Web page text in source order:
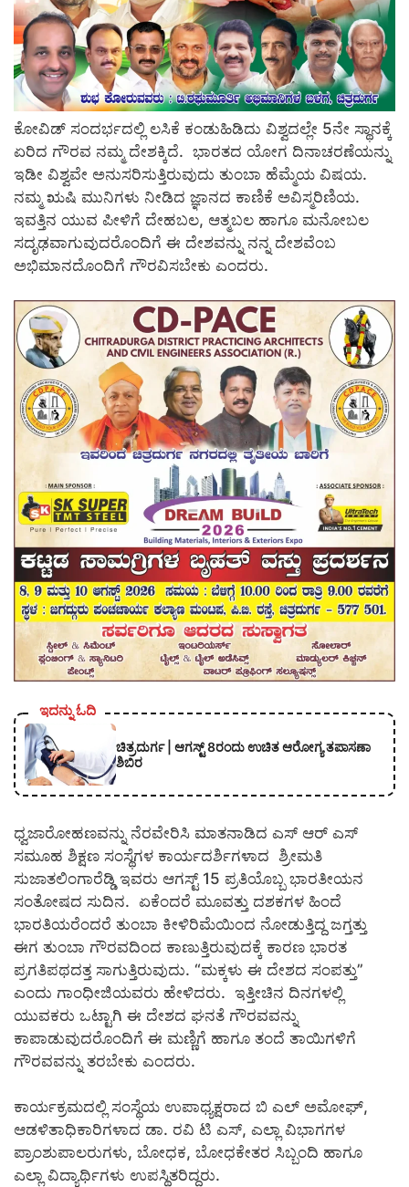
ಕೋವಿಡ್‌ ಸಂದರ್ಭದಲ್ಲಿ ಲಸಿಕೆ ಕಂಡುಹಿಡಿದು ವಿಶ್ವದಲ್ಲೇ 5ನೇ ಸ್ಥಾನಕ್ಕೆ
ಏರಿದ ಗೌರವ ನಮ್ಮ ದೇಶಕ್ಕಿದೆ. ಭಾರತದ ಯೋಗ ದಿನಾಚರಣೆಯನ್ನು
ಇಡೀ ವಿಶ್ವವೇ ಅನುಸರಿಸುತ್ತಿರುವುದು ತುಂಬಾ ಹೆಮ್ಮೆಯ ವಿಷಯ.
ನಮ್ಮ ಋಷಿ ಮುನಿಗಳು ನೀಡಿದ ಜ್ಞಾನದ ಕಾಣಿಕೆ ಅವಿಸ್ಮರಿಣಿಯ.
ಇವತ್ತಿನ ಯುವ ಪೀಳಿಗೆ ದೇಹಬಲ, ಆತ್ಮಬಲ ಹಾಗೂ ಮನೋಬಲ
ಸದೃಢವಾಗುವುದರೊಂದಿಗೆ ಈ ದೇಶವನ್ನು ನನ್ನ ದೇಶವೆಂಬ
ಅಭಿಮಾನದೊಂದಿಗೆ ಗೌರವಿಸಬೇಕು ಎಂದರು.
ಇದನ್ನು ಓದಿ
ಚಿತ್ರದುರ್ಗ | ಆಗಸ್ಟ್ 8ರಂದು ಉಚಿತ ಆರೋಗ್ಯ ತಪಾಸಣಾ
ಶಿಬಿರ
ಧ್ವಜಾರೋಹಣವನ್ನು ನೆರವೇರಿಸಿ ಮಾತನಾಡಿದ ಎಸ್‌ ಆರ್‌ ಎಸ್‌
ಸಮೂಹ ಶಿಕ್ಷಣ ಸಂಸ್ಥೆಗಳ ಕಾರ್ಯದರ್ಶಿಗಳಾದ ಶ್ರೀಮತಿ
ಸುಜಾತಲಿಂಗಾರೆಡ್ಡಿ ಇವರು ಆಗಸ್ಟ್‌ 15 ಪ್ರತಿಯೊಬ್ಬ ಭಾರತೀಯನ
ಸಂತೋಷದ ಸುದಿನ. ಏಕೆಂದರೆ ಮೂವತ್ತು ದಶಕಗಳ ಹಿಂದೆ
ಭಾರತಿಯರೆಂದರೆ ತುಂಬಾ ಕೀಳಿರಿಮೆಯಿಂದ ನೋಡುತ್ತಿದ್ದ ಜಗ್ತತ್ತು
ಈಗ ತುಂಬಾ ಗೌರವದಿಂದ ಕಾಣುತ್ತಿರುವುದಕ್ಕೆ ಕಾರಣ ಭಾರತ
ಪ್ರಗತಿಪಥದತ್ತ ಸಾಗುತ್ತಿರುವುದು. “ಮಕ್ಕಳು ಈ ದೇಶದ ಸಂಪತ್ತು”
ಎಂದು ಗಾಂಧೀಜಿಯವರು ಹೇಳಿದರು. ಇತ್ತೀಚಿನ ದಿನಗಳಲ್ಲಿ
ಯುವಕರು ಒಟ್ಟಾಗಿ ಈ ದೇಶದ ಘನತೆ ಗೌರವವನ್ನು
ಕಾಪಾಡುವುದರೊಂದಿಗೆ ಈ ಮಣ್ಣಿಗೆ ಹಾಗೂ ತಂದೆ ತಾಯಿಗಳಿಗೆ
ಗೌರವವನ್ನು ತರಬೇಕು ಎಂದರು.
ಕಾರ್ಯಕ್ರಮದಲ್ಲಿ ಸಂಸ್ಥೆಯ ಉಪಾಧ್ಯಕ್ಷರಾದ ಬಿ ಎಲ್‌ ಅಮೋಘ್‌,
ಆಡಳಿತಾಧಿಕಾರಿಗಳಾದ ಡಾ. ರವಿ ಟಿ ಎಸ್‌, ಎಲ್ಲಾ ವಿಭಾಗಗಳ
ಪ್ರಾಂಶುಪಾಲರುಗಳು, ಬೋಧಕ, ಬೋಧಕೇತರ ಸಿಬ್ಬಂದಿ ಹಾಗೂ
ಎಲ್ಲಾ ವಿದ್ಯಾರ್ಥಿಗಳು ಉಪಸ್ಥಿತರಿದ್ದರು.